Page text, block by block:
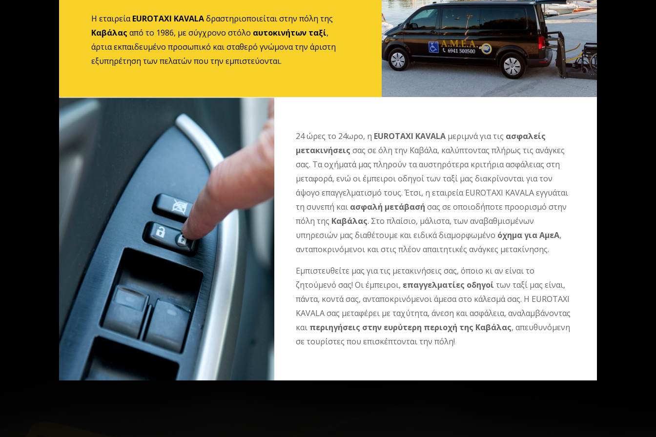
Η εταιρείαEUROTAXI KAVALAδραστηριοποιείται στην πόλη της
Καβάλας από το 1986, με σύγχρονο στόλο αυτοκινήτων ταξί,
άρτια εκπαιδευμένο προσωπικό και σταθερό γνώμονα την άριστη
εξυπηρέτηση των πελατών που την εμπιστεύονται.
24 ώρες το 24ωρο, η EUROTAXI KAVALAμεριμνά για τις ασφαλείς
μετακινήσεις σας σε όλη την Καβάλα, καλύπτοντας πλήρως τις ανάγκες
σας. Τα οχήματά μας πληρούν τα αυστηρότερα κριτήρια ασφάλειας στη
μεταφορά, ενώ οι έμπειροι οδηγοί των ταξί μας διακρίνονται για τον
άψογο επαγγελματισμό τους. Έτσι, η εταιρεία EUROTAXI KAVALA εγγυάται
τη συνεπή και ασφαλή μετάβασή σας σε οποιοδήποτε προορισμό στην
πόλη της Καβάλας. Στο πλαίσιο, μάλιστα, των αναβαθμισμένων
υπηρεσιών μας διαθέτουμε και ειδικά διαμορφωμένο όχημα για ΑμεΑ,
ανταποκρινόμενοι και στις πλέον απαιτητικές ανάγκες μετακίνησης.
Εμπιστευθείτε μας για τις μετακινήσεις σας, όποιο κι αν είναι το
ζητούμενό σας! Οι έμπειροι, επαγγελματίες οδηγοί των ταξί μας είναι,
πάντα, κοντά σας, ανταποκρινόμενοι άμεσα στο κάλεσμά σας. Η EUROTAXI
KAVALA σας μεταφέρει με ταχύτητα, άνεση και ασφάλεια, αναλαμβάνοντας
και περιηγήσεις στην ευρύτερη περιοχή της Καβάλας, απευθυνόμενη
σε τουρίστες που επισκέπτονται την πόλη!